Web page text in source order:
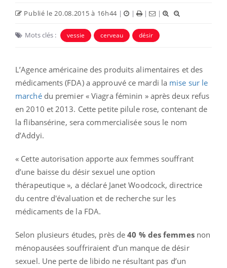
Publié le 20.08.2015 à 16h44 | | | |
Mots clés : vessie cerveau désir
L’Agence américaine des produits alimentaires et des
médicaments (FDA) a approuvé ce mardi la mise sur le
marchédu premier « Viagra féminin » après deux refus
en 2010 et 2013. Cette petite pilule rose, contenant de
la flibansérine, sera commercialisée sous le nom
d’Addyi.
« Cette autorisation apporte aux femmes souffrant
d’une baisse du désir sexuel une option
thérapeutique », a déclaré Janet Woodcock, directrice
du centre d'évaluation et de recherche sur les
médicaments de la FDA.
Selon plusieurs études, près de40 % des femmesnon
ménopausées souffriraient d’un manque de désir
sexuel. Une perte de libido ne résultant pas d’un